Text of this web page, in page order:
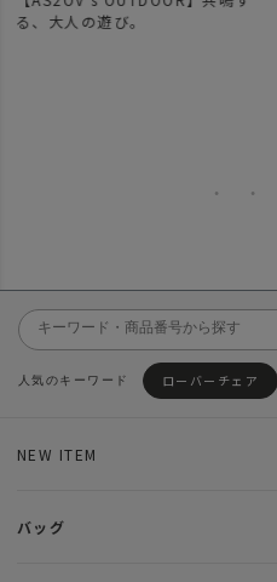
る、大人の遊び。
ローバーチェア
NEW ITEM
バッグ